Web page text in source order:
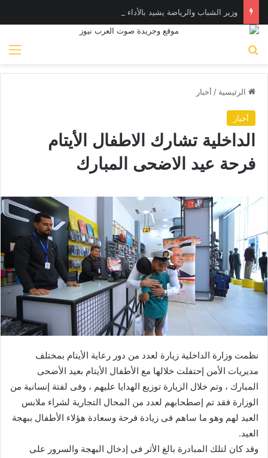
الرئيسية / أخبار
أخبار
الداخلية تشارك الاطفال الأيتام
فرحة عيد الاضحى المبارك
نظمت وزارة الداخلية زيارة لعدد من دور رعاية الأيتام بمختلف
مديريات الأمن إحتفلت خلالها مع الأطفال الأيتام بعيد الأضحى
المبارك ، وتم خلال الزيارة توزيع الهدايا عليهم ، وفى لفتة إنسانية من
الوزارة فقد تم إصطحابهم لعدد من المحال التجارية لشراء ملابس
العيد لهم وهو ما ساهم فى زيادة فرحة وسعادة هؤلاء الأطفال ببهجة
العيد.
وقد كان لتلك المبادرة بالغ الأثر فى إدخال البهجة والسرور على